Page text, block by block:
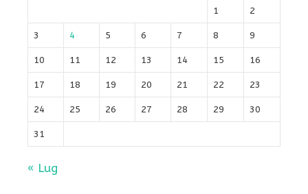
1 2
3 4 5 6 7 8 9
10 11 12 13 14 15 16
17 18 19 20 21 22 23
24 25 26 27 28 29 30
31
« Lug